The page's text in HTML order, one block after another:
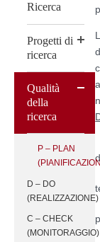
Ricerca
Progetti di
ricerca
Qualità
della
ricerca
P – PLAN
D – DO
(REALIZZAZIONE)
C – CHECK
(MONITORAGGIO)